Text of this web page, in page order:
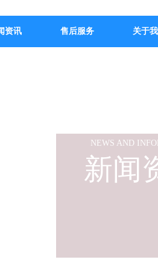
资讯 售后服务 关于
新闻
NEWS AND